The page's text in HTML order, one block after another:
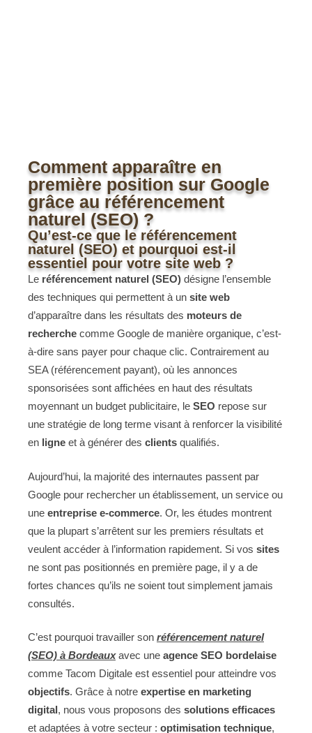
Comment apparaître en
première position sur Google
grâce au référencement
naturel (SEO) ?
Qu’est-ce que le référencement
naturel (SEO) et pourquoi est-il
essentiel pour votre site web ?
Le référencement naturel (SEO) désigne l’ensemble
des techniques qui permettent à un site web
d’apparaître dans les résultats des moteurs de
recherche comme Google de manière organique, c’est-
à-dire sans payer pour chaque clic. Contrairement au
SEA (référencement payant), où les annonces
sponsorisées sont affichées en haut des résultats
moyennant un budget publicitaire, le SEO repose sur
une stratégie de long terme visant à renforcer la visibilité
en ligne et à générer des clients qualifiés.
Aujourd’hui, la majorité des internautes passent par
Google pour rechercher un établissement, un service ou
une entreprise e-commerce. Or, les études montrent
que la plupart s’arrêtent sur les premiers résultats et
veulent accéder à l’information rapidement. Si vos sites
ne sont pas positionnés en première page, il y a de
fortes chances qu’ils ne soient tout simplement jamais
consultés.
C’est pourquoi travailler son référencement naturel
(SEO) à Bordeauxavec une agence SEO bordelaise
comme Tacom Digitale est essentiel pour atteindre vos
objectifs. Grâce à notre expertise en marketing
digital, nous vous proposons des solutions efficaces
et adaptées à votre secteur : optimisation technique,